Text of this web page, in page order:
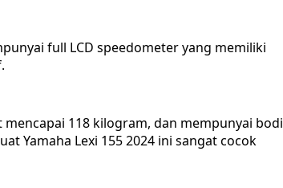
full LCD speedometer yang memiliki
118 kilogram, dan mempunyai bodi
Yamaha Lexi 155 2024 ini sangat cocok